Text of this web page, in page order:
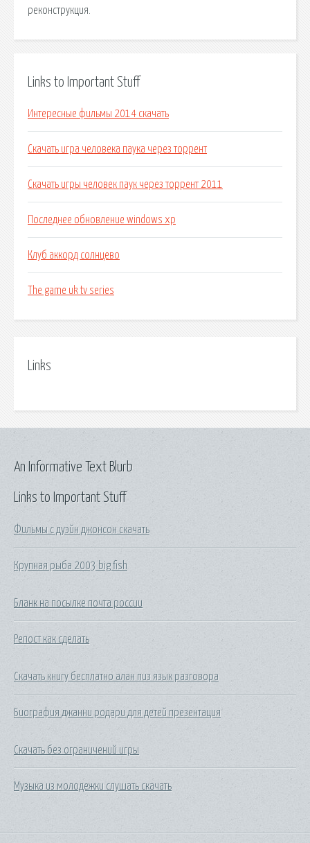
реконструкция.
Links to Important Stuff
Интересные фильмы 2014 скачать
Скачать игра человека паука через торрент
Скачать игры человек паук через торрент 2011
Последнее обновление windows xp
Клуб аккорд солнцево
The game uk tv series
Links
Links to Important Stuff
Фильмы с дуэйн джонсон скачать
Крупная рыба 2003 big fish
Бланк на посылке почта россии
Репост как сделать
Скачать книгу бесплатно алан пиз язык разговора
Биография джанни родари для детей презентация
Скачать без ограничений игры
Музыка из молодежки слушать скачать
An Informative Text Blurb